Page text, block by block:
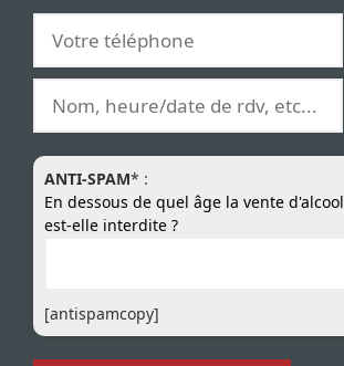
ANTI-SPAM* :
En dessous de quel âge la vente d'alcool
est-elle interdite ?
[antispamcopy]